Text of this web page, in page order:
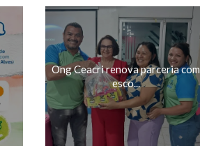
Ong Ceacri renova parceria com
esco...